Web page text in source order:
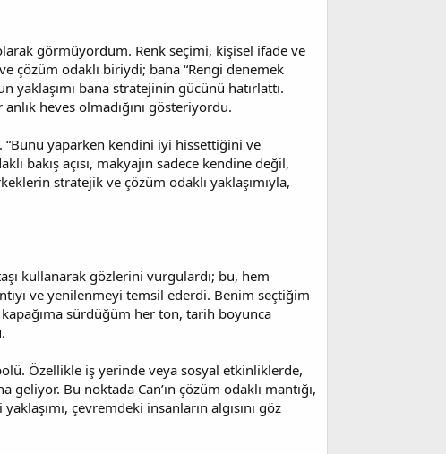
görmüyordum. Renk seçimi, kişisel ifade ve
çözüm odaklı biriydi; bana “Rengi denemek
bana stratejinin gücünü hatırlattı.
heves olmadığını gösteriyordu.
“Bunu yaparken kendini iyi hissettiğini ve
bakış açısı, makyajın sadece kendine değil,
stratejik ve çözüm odaklı yaklaşımıyla,
kullanarak gözlerini vurgulardı; bu, hem
ve yenilenmeyi temsil ederdi. Benim seçtiğim
sürdüğüm her ton, tarih boyunca
Özellikle iş yerinde veya sosyal etkinliklerde,
Bu noktada Can’ın çözüm odaklı mantığı,
çevremdeki insanların algısını göz